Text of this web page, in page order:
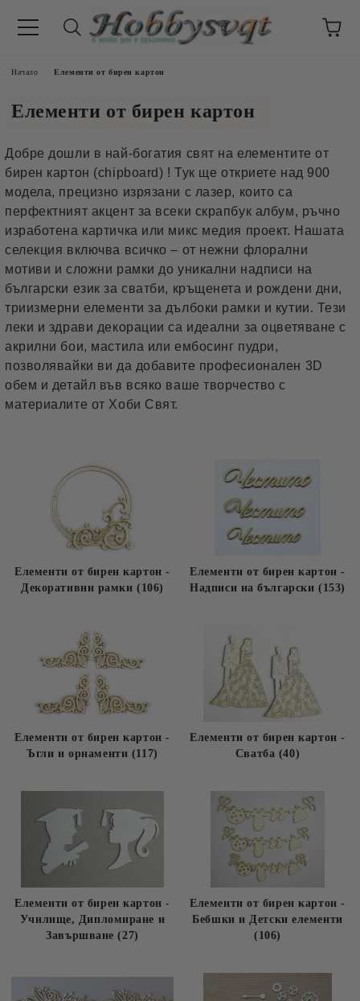
Начало Елементи от бирен картон
Елементи от бирен картон
Добре дошли в най-богатия свят на елементите от
бирен картон (chipboard) ! Тук ще откриете над 900
модела, прецизно изрязани с лазер, които са
перфектният акцент за всеки скрапбук албум, ръчно
изработена картичка или микс медия проект. Нашата
селекция включва всичко – от нежни флорални
мотиви и сложни рамки до уникални надписи на
български език за сватби, кръщенета и рождени дни,
триизмерни елементи за дълбоки рамки и кутии. Тези
леки и здрави декорации са идеални за оцветяване с
акрилни бои, мастила или ембосинг пудри,
позволявайки ви да добавите професионален 3D
обем и детайл във всяко ваше творчество с
материалите от Хоби Свят.
Елементи от бирен картон -
Декоративни рамки (106)
Елементи от бирен картон -
Надписи на български (153)
Елементи от бирен картон -
Ъгли и орнаменти (117)
Елементи от бирен картон -
Сватба (40)
Елементи от бирен картон -
Училище, Дипломиране и
Завършване (27)
Елементи от бирен картон -
Бебшки и Детски елементи
(106)